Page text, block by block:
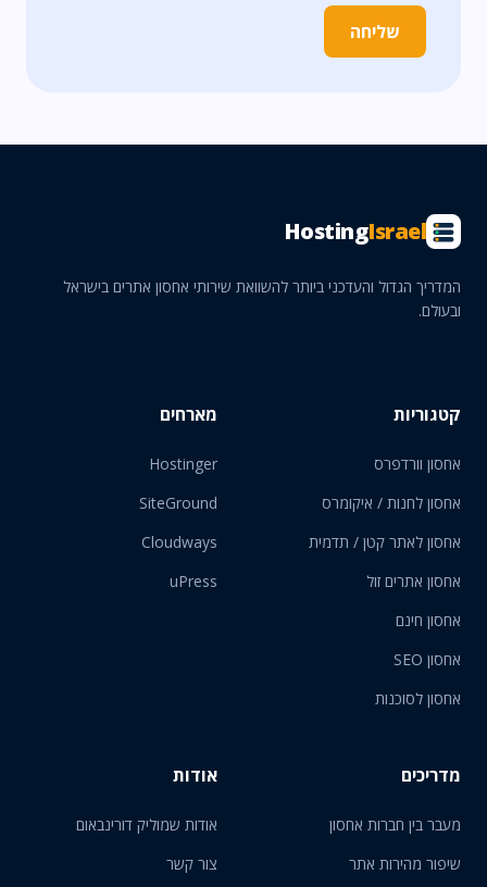
שליחה
HostingIsrael
המדריך הגדול והעדכני ביותר להשוואת שירותי אחסון אתרים בישראל
ובעולם.
קטגוריות
אחסון וורדפרס
אחסון לחנות / איקומרס
אחסון לאתר קטן / תדמית
אחסון אתרים זול
אחסון חינם
אחסון SEO
אחסון לסוכנות
מארחים
Hostinger
SiteGround
Cloudways
uPress
מדריכים
מעבר בין חברות אחסון
שיפור מהירות אתר
אודות
אודות שמוליק דורינבאום
צור קשר